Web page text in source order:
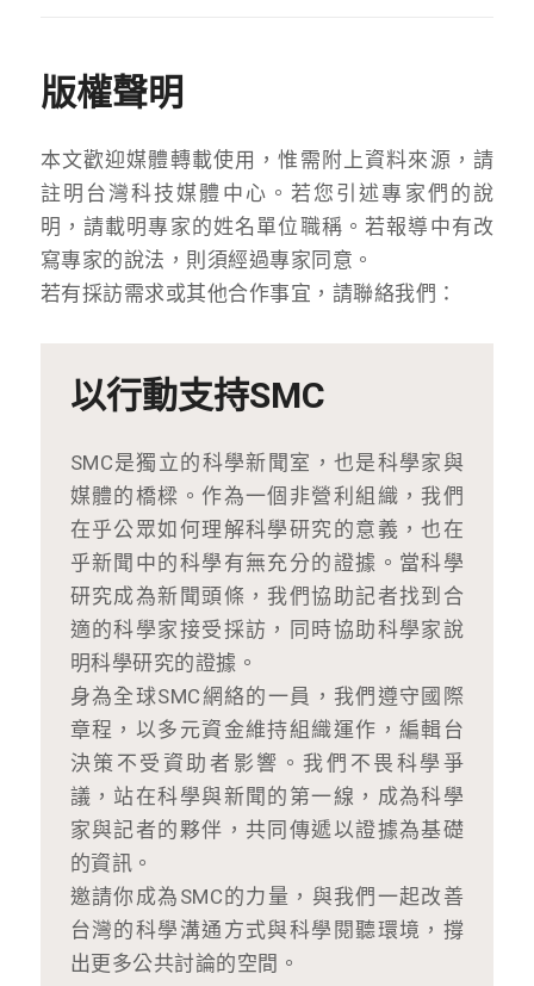
版權聲明
本文歡迎媒體轉載使用，惟需附上資料來源，請
註明台灣科技媒體中心。若您引述專家們的說
明，請載明專家的姓名單位職稱。若報導中有改
寫專家的說法，則須經過專家同意。
若有採訪需求或其他合作事宜，請聯絡我們：
以行動支持SMC
SMC是獨立的科學新聞室，也是科學家與
媒體的橋樑。作為一個非營利組織，我們
在乎公眾如何理解科學研究的意義，也在
乎新聞中的科學有無充分的證據。當科學
研究成為新聞頭條，我們協助記者找到合
適的科學家接受採訪，同時協助科學家說
明科學研究的證據。
身為全球SMC網絡的一員，我們遵守國際
章程，以多元資金維持組織運作，編輯台
決策不受資助者影響。我們不畏科學爭
議，站在科學與新聞的第一線，成為科學
家與記者的夥伴，共同傳遞以證據為基礎
的資訊。
邀請你成為SMC的力量，與我們一起改善
台灣的科學溝通方式與科學閱聽環境，撐
出更多公共討論的空間。